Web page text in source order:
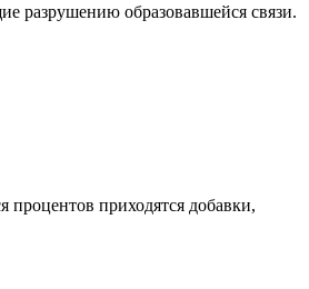
разрушению образовавшейся связи.
приходятся добавки,